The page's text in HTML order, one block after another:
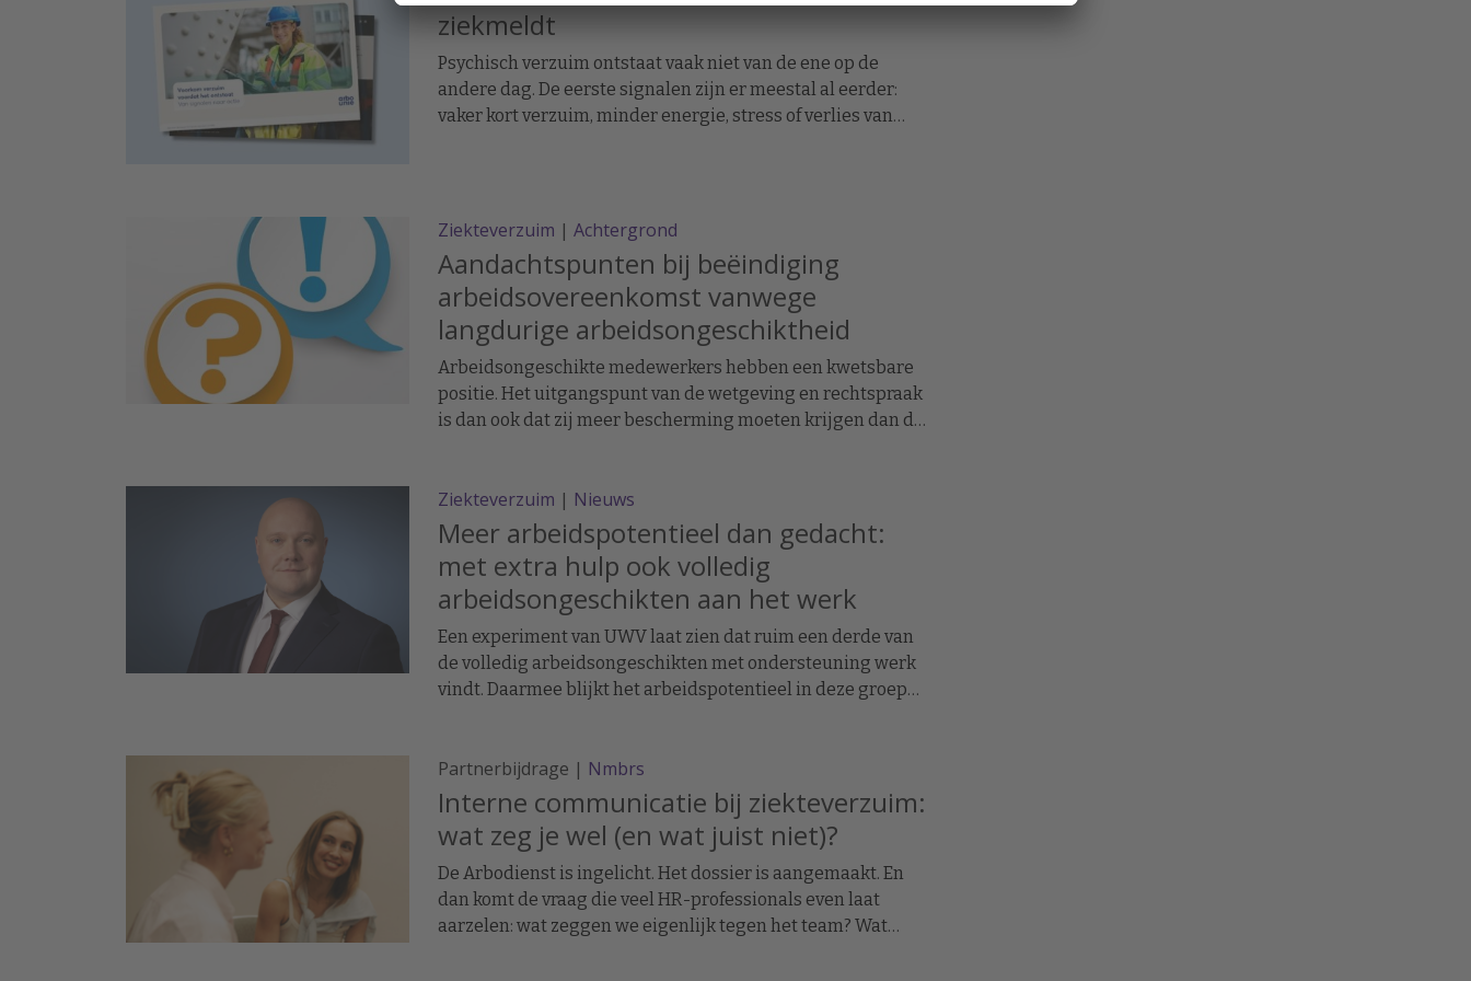
ziekmeldt
Psychisch verzuim ontstaat vaak niet van de ene op de
andere dag. De eerste signalen zijn er meestal al eerder:
vaker kort verzuim, minder energie, stress of verlies van
Ziekteverzuim | Achtergrond
Aandachtspunten bij beëindiging
arbeidsovereenkomst vanwege
langdurige arbeidsongeschiktheid
Arbeidsongeschikte medewerkers hebben een kwetsbare
positie. Het uitgangspunt van de wetgeving en rechtspraak
is dan ook dat zij meer bescherming moeten krijgen dan de
Ook zijn er vanuit de Wet verbetering poortwachter zowel
voor de werkgever als de werknemer verplichtingen.
Ziekteverzuim | Nieuws
Meer arbeidspotentieel dan gedacht:
met extra hulp ook volledig
arbeidsongeschikten aan het werk
Een experiment van UWV laat zien dat ruim een derde van
de volledig arbeidsongeschikten met ondersteuning werk
vindt. Daarmee blijkt het arbeidspotentieel in deze groep
participatie.
Partnerbijdrage | Nmbrs
Interne communicatie bij ziekteverzuim:
wat zeg je wel (en wat juist niet)?
De Arbodienst is ingelicht. Het dossier is aangemaakt. En
dan komt de vraag die veel HR-professionals even laat
aarzelen: wat zeggen we eigenlijk tegen het team? Wat